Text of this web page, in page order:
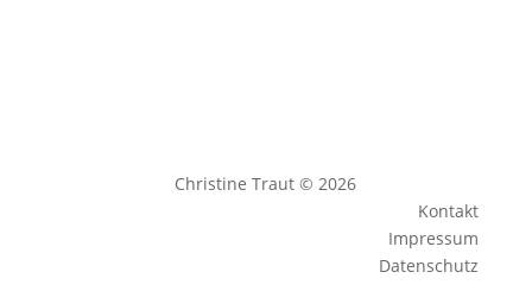
Christine Traut © 2026
Kontakt
Impressum
Datenschutz